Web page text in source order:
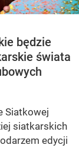
będzie
świata
Siatkowej
siatkarskich
edycji